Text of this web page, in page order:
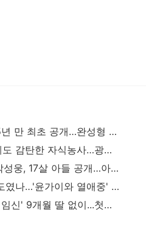
KCM, 첫째 딸 15년 만 최초 공개…완성형 비주얼 "지금 데뷔해도 돼"
박수홍, ♥김다예도 감탄한 자식농사…광고 스타로 대박난 근황
"평생 못 이겨" 박성웅, 17살 아들 공개…아빠 '신세계' 시절 판박이 [엑's 이슈]
아이유, 무슨 의도였나…'윤가이와 열애중' 장기하 BGM에 의견분분 [엑's 이슈]
이시영, '이혼 후 임신' 9개월 딸 없이...첫째와 한 달 캐나다 떠났다 "내년엔 같이" [엑's 이슈]